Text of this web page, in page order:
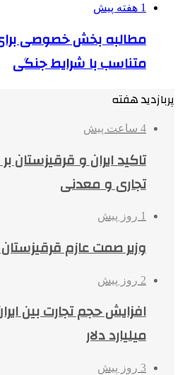
1 هفته پیش
مطالبه بخش خصوصی
متناسب با شرایط جنگی
پربازدید هفته
4 ساعت پیش
تاکید ایران و
تجاری و معدنی
1 روز پیش
وزیر صمت عازم
2 روز پیش
میلیارد دلار
3 روز پیش